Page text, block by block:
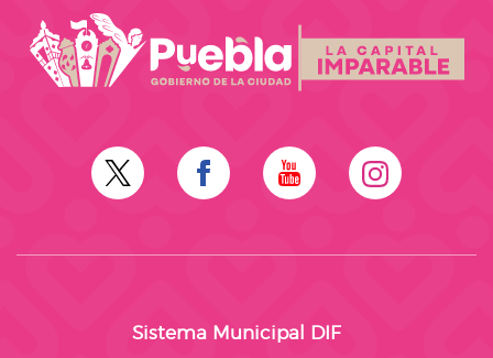
Sistema Municipal DIF